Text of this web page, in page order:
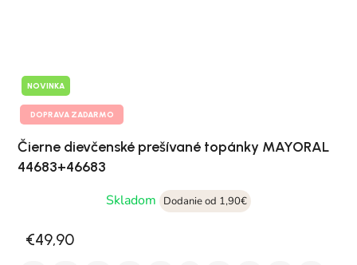
NOVINKA
DOPRAVA ZADARMO
Čierne dievčenské prešívané topánky MAYORAL
44683+46683
Skladom
Dodanie od 1,90€
€49,90